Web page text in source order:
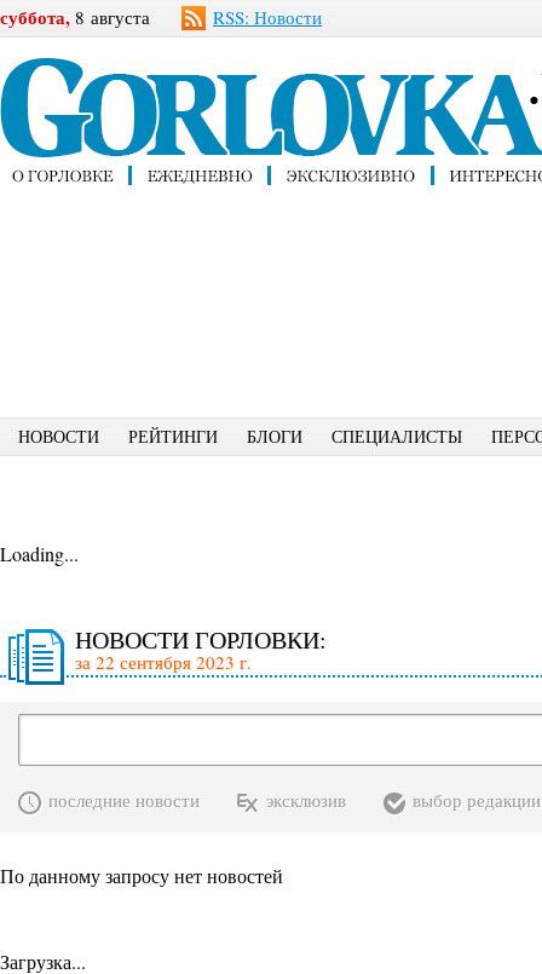
суббота, 8 августа RSS: Новости
НОВОСТИ РЕЙТИНГИ БЛОГИ СПЕЦИАЛИСТЫ
Loading...
НОВОСТИ ГОРЛОВКИ:
за 22 сентября 2023 г.
последние новости эксклюзив выбор редакции
По данному запросу нет новостей
Загрузка...